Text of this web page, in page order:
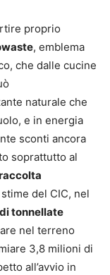
proprio
, emblema
che dalle cucine
naturale che
e in energia
sconti ancora
soprattutto al
del CIC, nel
tonnellate
nel terreno
3,8 milioni di
all’avvio in